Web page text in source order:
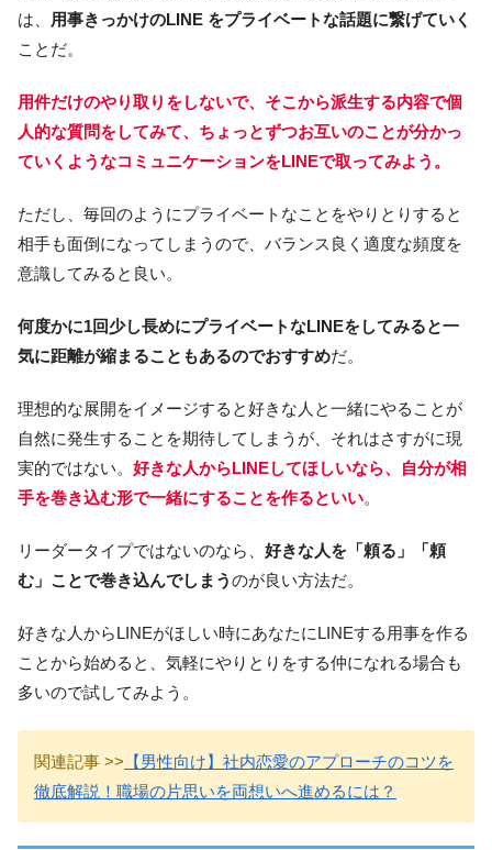
は、
用事きっかけのLINE をプライベートな話題に繋げていく
ことだ。
用件だけのやり取りをしないで、そこから派生する内容で個
人的な質問をしてみて、ちょっとずつお互いのことが分かっ
ていくようなコミュニケーションをLINEで取ってみよう。
ただし、毎回のようにプライベートなことをやりとりすると
相手も面倒になってしまうので、バランス良く適度な頻度を
意識してみると良い。
何度かに1回少し長めにプライベートなLINEをしてみると一
気に距離が縮まることもあるのでおすすめだ。
理想的な展開をイメージすると好きな人と一緒にやることが
自然に発生することを期待してしまうが、それはさすがに現
実的ではない。 好きな人からLINEしてほしいなら、自分が相
手を巻き込む形で一緒にすることを作るといい。
リーダータイプではないのなら、 好きな人を「頼る」「頼
む」ことで巻き込んでしまうのが良い方法だ。
好きな人からLINEがほしい時にあなたにLINEする用事を作る
ことから始めると、気軽にやりとりをする仲になれる場合も
多いので試してみよう。
関連記事 >> 【男性向け】社内恋愛のアプローチのコツを
徹底解説！職場の片思いを両想いへ進めるには？